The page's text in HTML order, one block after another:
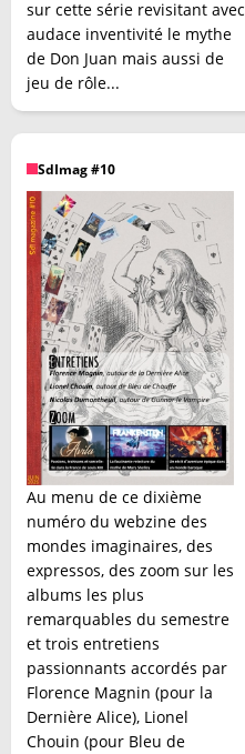
sur cette série revisitant avec
audace inventivité le mythe
de Don Juan mais aussi de
jeu de rôle...
SdImag #10
Au menu de ce dixième
numéro du webzine des
mondes imaginaires, des
expressos, des zoom sur les
albums les plus
remarquables du semestre
et trois entretiens
passionnants accordés par
Florence Magnin (pour la
Dernière Alice), Lionel
Chouin (pour Bleu de